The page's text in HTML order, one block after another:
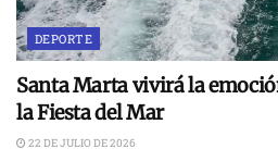
DEPORTE
Santa Marta vivirá la
la Fiesta del Mar
22 DE JULIO DE 2026